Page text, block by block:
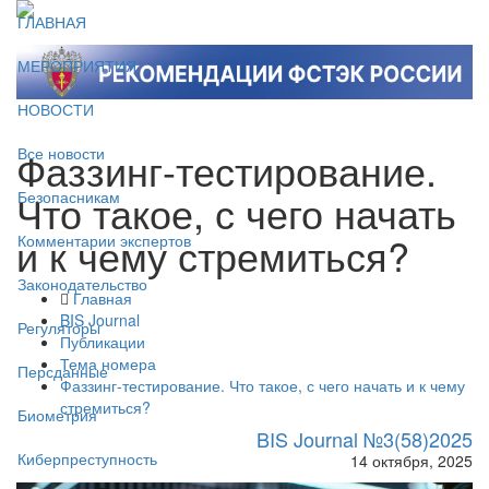
ГЛАВНАЯ
МЕРОПРИЯТИЯ
НОВОСТИ
Все новости
Безопасникам
Комментарии экспертов
Законодательство
Регуляторы
Персданные
Биометрия
Киберпреступность
Фаззинг-тестирование.
Что такое, с чего начать
и к чему стремиться?
Главная
BIS Journal
Публикации
Тема номера
Фаззинг-тестирование. Что такое, с чего начать и к чему
стремиться?
BIS Journal №3(58)2025
14 октября, 2025